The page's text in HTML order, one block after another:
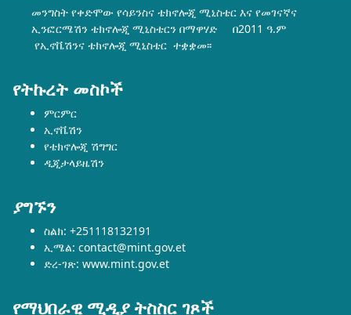
መንግስት የቀድሞው የሳይንስና ቴክኖሎጂ ሚኒስቴር እና የመገናኛና
ኢንፎርሜሽን ቴክኖሎጂ ሚኒስቴርን በማዋሃድ በ2011 ዓ.ም
የኢኖቬሽንና ቴክኖሎጂ ሚኒስቴር ተቋቋመ፡፡
የትኩረት መስኮች
ምርምር
ኢኖቬሽን
የቴክኖሎጂ ሽግግር
ዲጂታላይዜሽን
ያግኙን
ስልክ: +251118132191
ኢሜል: contact@mint.gov.et
ድረ-ገጽ: www.mint.gov.et
የማህበራዊ ሚዲያ ትስስር ገጾች